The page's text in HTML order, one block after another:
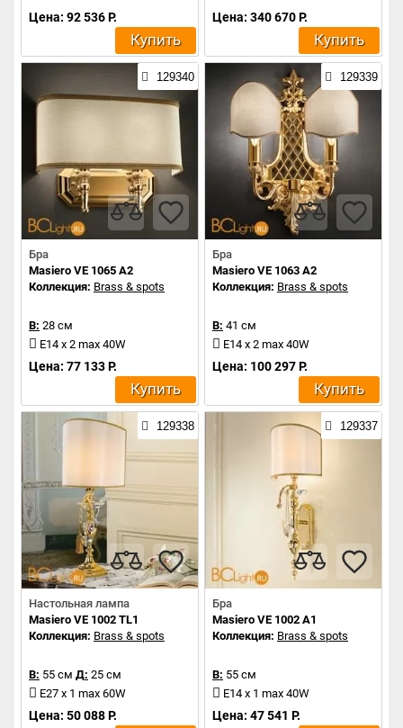
Цена: 92 536 Р.
Купить
Цена: 340 670 Р.
Купить
129340
Бра
Masiero VE 1065 A2
Коллекция: Brass & spots
В: 28 см
E14 x 2 max 40W
Цена: 77 133 Р.
Купить
129339
Бра
Masiero VE 1063 A2
Коллекция: Brass & spots
В: 41 см
E14 x 2 max 40W
Цена: 100 297 Р.
Купить
129338
Настольная лампа
Masiero VE 1002 TL1
Коллекция: Brass & spots
В: 55 см Д: 25 см
E27 x 1 max 60W
Цена: 50 088 Р.
129337
Бра
Masiero VE 1002 A1
Коллекция: Brass & spots
В: 55 см
E14 x 1 max 40W
Цена: 47 541 Р.